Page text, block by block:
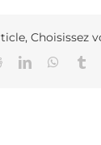
Choisissez
RedditLinkedIn